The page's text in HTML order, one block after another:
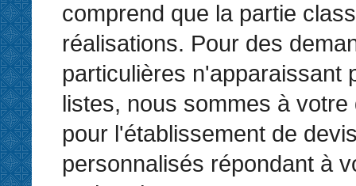
comprend que la partie
réalisations. Pour des
particulières n'apparaissant
listes, nous sommes à votre
pour l'établissement de
personnalisés répondant à